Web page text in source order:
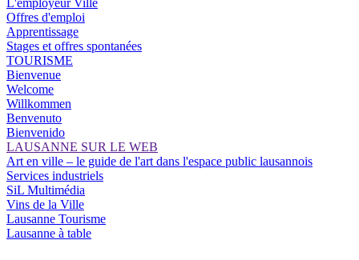
L'employeur Ville
Offres d'emploi
Apprentissage
Stages et offres spontanées
TOURISME
Bienvenue
Welcome
Willkommen
Benvenuto
Bienvenido
LAUSANNE SUR LE WEB
Art en ville – le guide de l'art dans l'espace public lausannois
Services industriels
SiL Multimédia
Vins de la Ville
Lausanne Tourisme
Lausanne à table